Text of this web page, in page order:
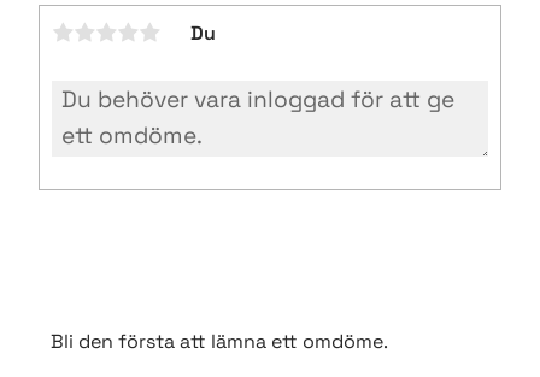
Du
Bli den första att lämna ett omdöme.